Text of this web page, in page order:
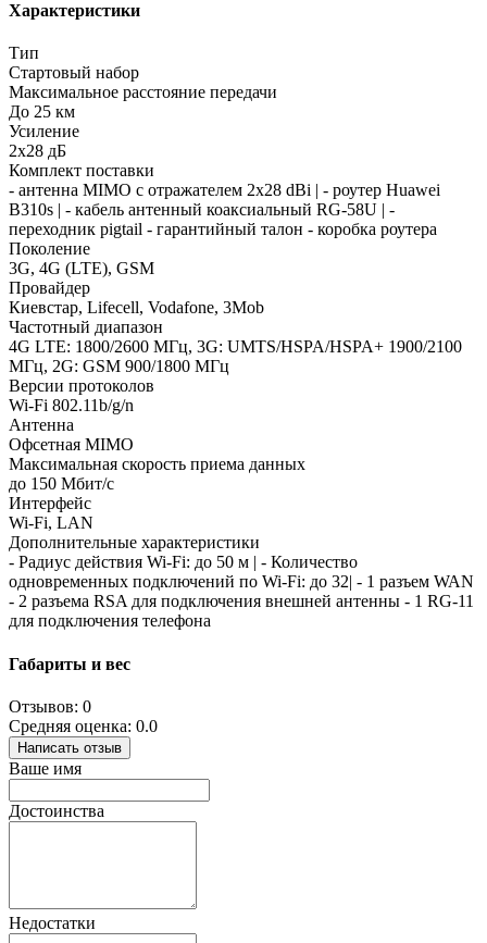
Характеристики
Тип
Стартовый набор
Максимальное расстояние передачи
До 25 км
Усиление
2x28 дБ
Комплект поставки
- антенна MIMO с отражателем 2x28 dBi | - роутер Huawei
B310s | - кабель антенный коаксиальный RG-58U | -
переходник pigtail - гарантийный талон - коробка роутера
Поколение
3G, 4G (LTE), GSM
Провайдер
Киевстар, Lifecell, Vodafone, 3Mob
Частотный диапазон
4G LTE: 1800/2600 МГц, 3G: UMTS/HSPA/HSPA+ 1900/2100
МГц, 2G: GSM 900/1800 МГц
Версии протоколов
Wi-Fi 802.11b/g/n
Антенна
Офсетная MIMO
Максимальная скорость приема данных
до 150 Мбит/c
Интерфейс
Wi-Fi, LAN
Дополнительные характеристики
- Радиус действия Wi-Fi: до 50 м | - Количество
одновременных подключений по Wi-Fi: до 32| - 1 разъем WAN
- 2 разъема RSA для подключения внешней антенны - 1 RG-11
для подключения телефона
Габариты и вес
Отзывов: 0
Средняя оценка: 0.0
Написать отзыв
Ваше имя
Достоинства
Недостатки